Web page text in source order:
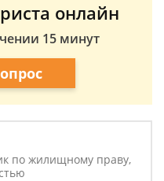
онлайн
15 минут
по жилищному праву,